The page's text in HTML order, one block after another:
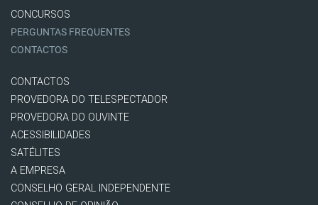
CONCURSOS
PERGUNTAS FREQUENTES
CONTACTOS
CONTACTOS
PROVEDORA DO TELESPECTADOR
PROVEDORA DO OUVINTE
ACESSIBILIDADES
SATÉLITES
A EMPRESA
CONSELHO GERAL INDEPENDENTE